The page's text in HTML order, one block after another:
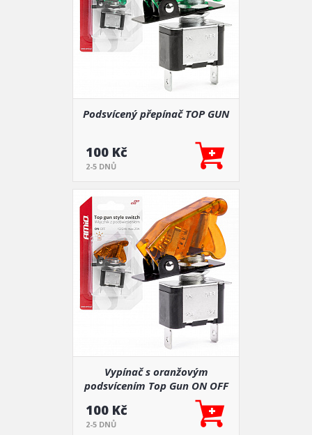
Podsvícený přepínač TOP GUN
100 Kč
2-5 DNŮ
Vypínač s oranžovým
podsvícením Top Gun ON OFF
100 Kč
2-5 DNŮ